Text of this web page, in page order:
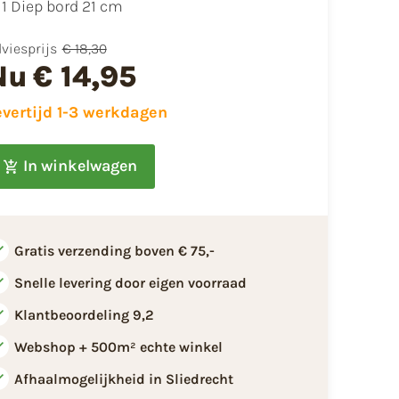
​1 Diep bord 21 cm
€ 18,30
€ 14,95
1-3 werkdagen
In winkelwagen
Gratis verzending boven € 75,-
Snelle levering door eigen voorraad
Klantbeoordeling 9,2
Webshop + 500m² echte winkel
Afhaalmogelijkheid in Sliedrecht